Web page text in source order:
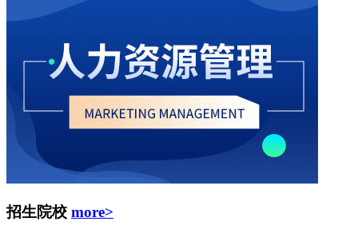
招生院校 more>